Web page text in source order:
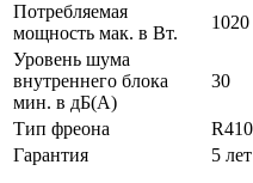
Потребляемая
мощность мак. в Вт.
1020
Уровень шума
внутреннего блока
мин. в дБ(А)
30
Тип фреона
Гарантия
5 лет